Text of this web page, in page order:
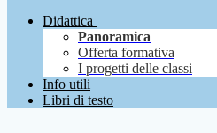
Didattica
Panoramica
Offerta formativa
I progetti delle classi
Info utili
Libri di testo